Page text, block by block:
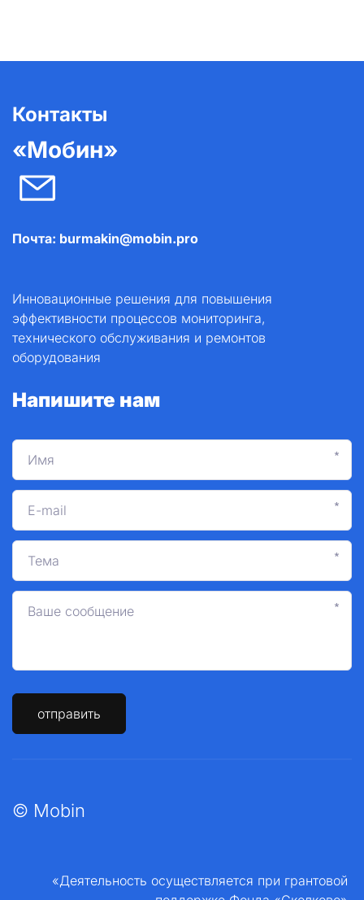
Контакты
«Мобин»
Почта: burmakin@mobin.pro
Инновационные решения для повышения
эффективности процессов мониторинга,
технического обслуживания и ремонтов
оборудования
Напишите нам
*
*
*
*
отправить
© Mobin
«Деятельность осуществляется при грантовой